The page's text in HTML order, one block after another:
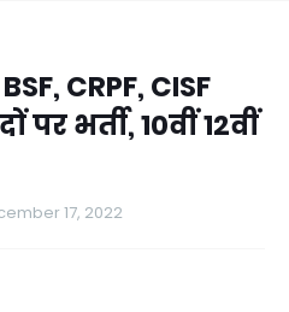
CRPF, CISF
पर भर्ती, 10वीं 12वीं
17, 2022